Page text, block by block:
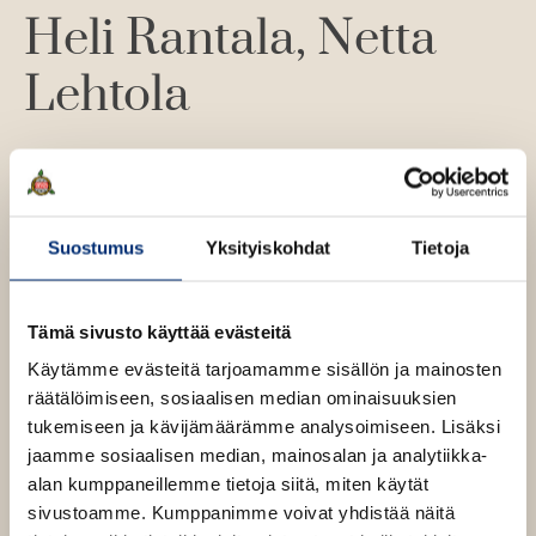
Suostumus Yksityiskohdat Tietoja
Tämä sivusto käyttää evästeitä
Käytämme evästeitä tarjoamamme sisällön ja mainosten
räätälöimiseen, sosiaalisen median ominaisuuksien
tukemiseen ja kävijämäärämme analysoimiseen. Lisäksi
jaamme sosiaalisen median, mainosalan ja analytiikka-
alan kumppaneillemme tietoja siitä, miten käytät
sivustoamme. Kumppanimme voivat yhdistää näitä
n
Heli Rantala Netta
Lehtola
Kirjailija-käsikirjoittaja ja kuvittajaNetta
Lehtola
ovat tulleet aiemmin tunnetuiksi kiitellyn
Heli Rantala
Lue lisää tekijästä
H
e
i
R
a
n
t
a
Netta Lehtola
Lue lisää tekijästä
N
e
t